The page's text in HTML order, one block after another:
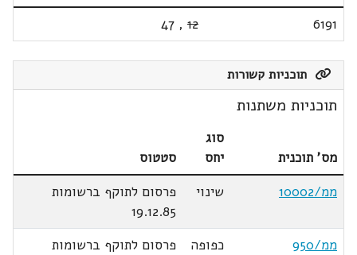
6191
12
,
47
תוכניות קשורות
תוכניות משתנות
מס' תוכנית
סוג
יחס
סטטוס
ממ/10002
שינוי
פרסום לתוקף ברשומות
19.12.85
ממ/950
כפופה
פרסום לתוקף ברשומות